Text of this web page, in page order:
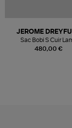
480,00 €
JEROME
Sac Bobi S Cuir
Champagne